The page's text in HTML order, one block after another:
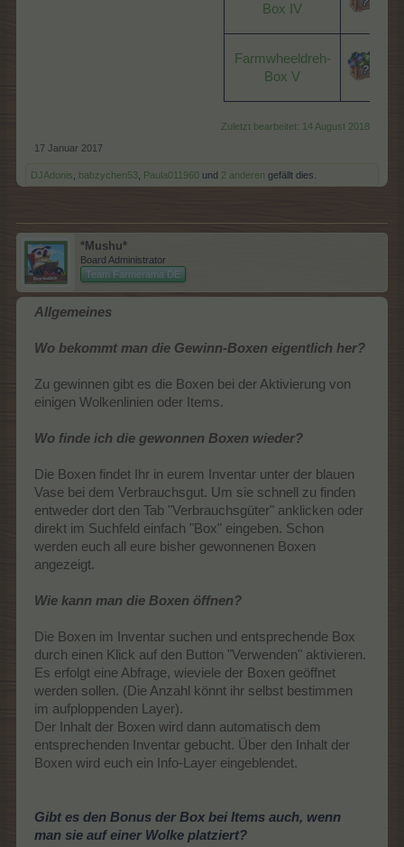
Box IV
Farmwheeldreh-
Box V
Zuletzt bearbeitet: 14 August 2018
17 Januar 2017
DJAdonis babzychen53 Paula011960 und 2 anderen gefällt dies.
*Mushu*
Board Administrator
Team Farmerama DE
Allgemeines
Wo bekommt man die Gewinn-Boxen eigentlich her?
Zu gewinnen gibt es die Boxen bei der Aktivierung von
einigen Wolkenlinien oder Items.
Wo finde ich die gewonnen Boxen wieder?
Die Boxen findet Ihr in eurem Inventar unter der blauen
Vase bei dem Verbrauchsgut. Um sie schnell zu finden
entweder dort den Tab "Verbrauchsgüter" anklicken oder
direkt im Suchfeld einfach "Box" eingeben. Schon
werden euch all eure bisher gewonnenen Boxen
angezeigt.
Wie kann man die Boxen öffnen?
Die Boxen im Inventar suchen und entsprechende Box
durch einen Klick auf den Button "Verwenden" aktivieren.
Es erfolgt eine Abfrage, wieviele der Boxen geöffnet
werden sollen. (Die Anzahl könnt ihr selbst bestimmen
im aufploppenden Layer).
Der Inhalt der Boxen wird dann automatisch dem
entsprechenden Inventar gebucht. Über den Inhalt der
Boxen wird euch ein Info-Layer eingeblendet.
Gibt es den Bonus der Box bei Items auch, wenn
man sie auf einer Wolke platziert?